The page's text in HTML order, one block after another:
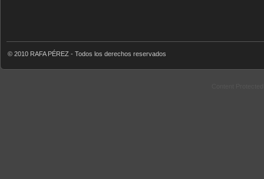
© 2010 RAFA PÉREZ - Todos los derechos reservados